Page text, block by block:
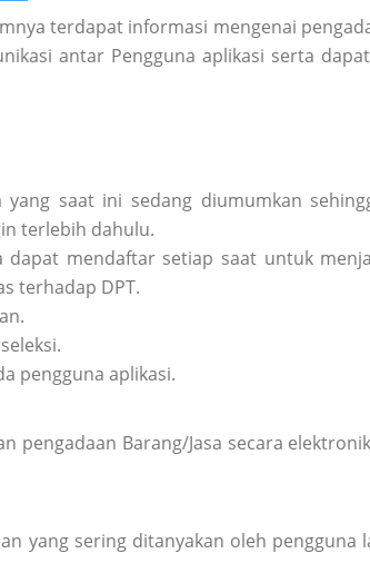
terdapat informasi mengenai
antar Pengguna aplikasi serta
saat ini sedang diumumkan
terlebih dahulu.
mendaftar setiap saat untuk
terhadap DPT.
pengguna aplikasi.
pengadaan Barang/Jasa secara
yang sering ditanyakan oleh pengguna